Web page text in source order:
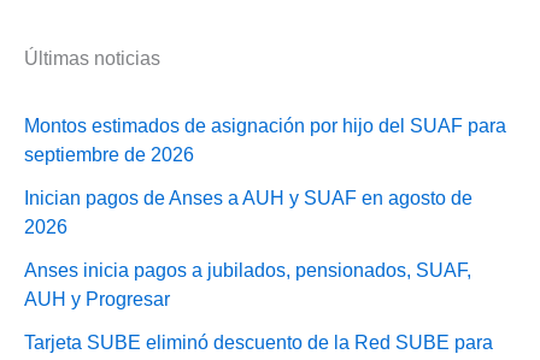
Últimas noticias
Montos estimados de asignación por hijo del SUAF para
septiembre de 2026
Inician pagos de Anses a AUH y SUAF en agosto de
2026
Anses inicia pagos a jubilados, pensionados, SUAF,
AUH y Progresar
Tarjeta SUBE eliminó descuento de la Red SUBE para